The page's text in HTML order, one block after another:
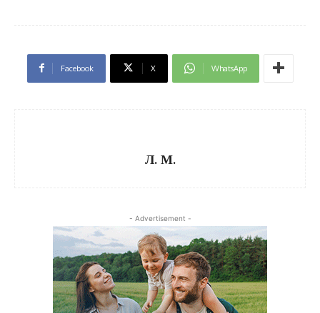
Facebook X WhatsApp
Л. М.
- Advertisement -